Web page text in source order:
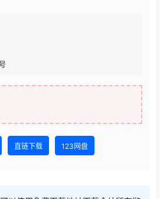
直链下载 123网盘